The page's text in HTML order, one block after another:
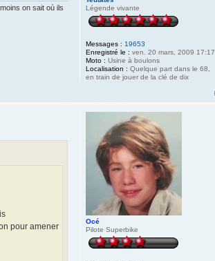
Légende vivante
Messages : 19653
Enregistré le : ven. 20 mars, 2009 17:17
Moto : Usine à boulons
Localisation : Quelque part dans le 68,
en train de jouer de la clé de dix
on sait où ils
Océ
Pilote Superbike
pour amener